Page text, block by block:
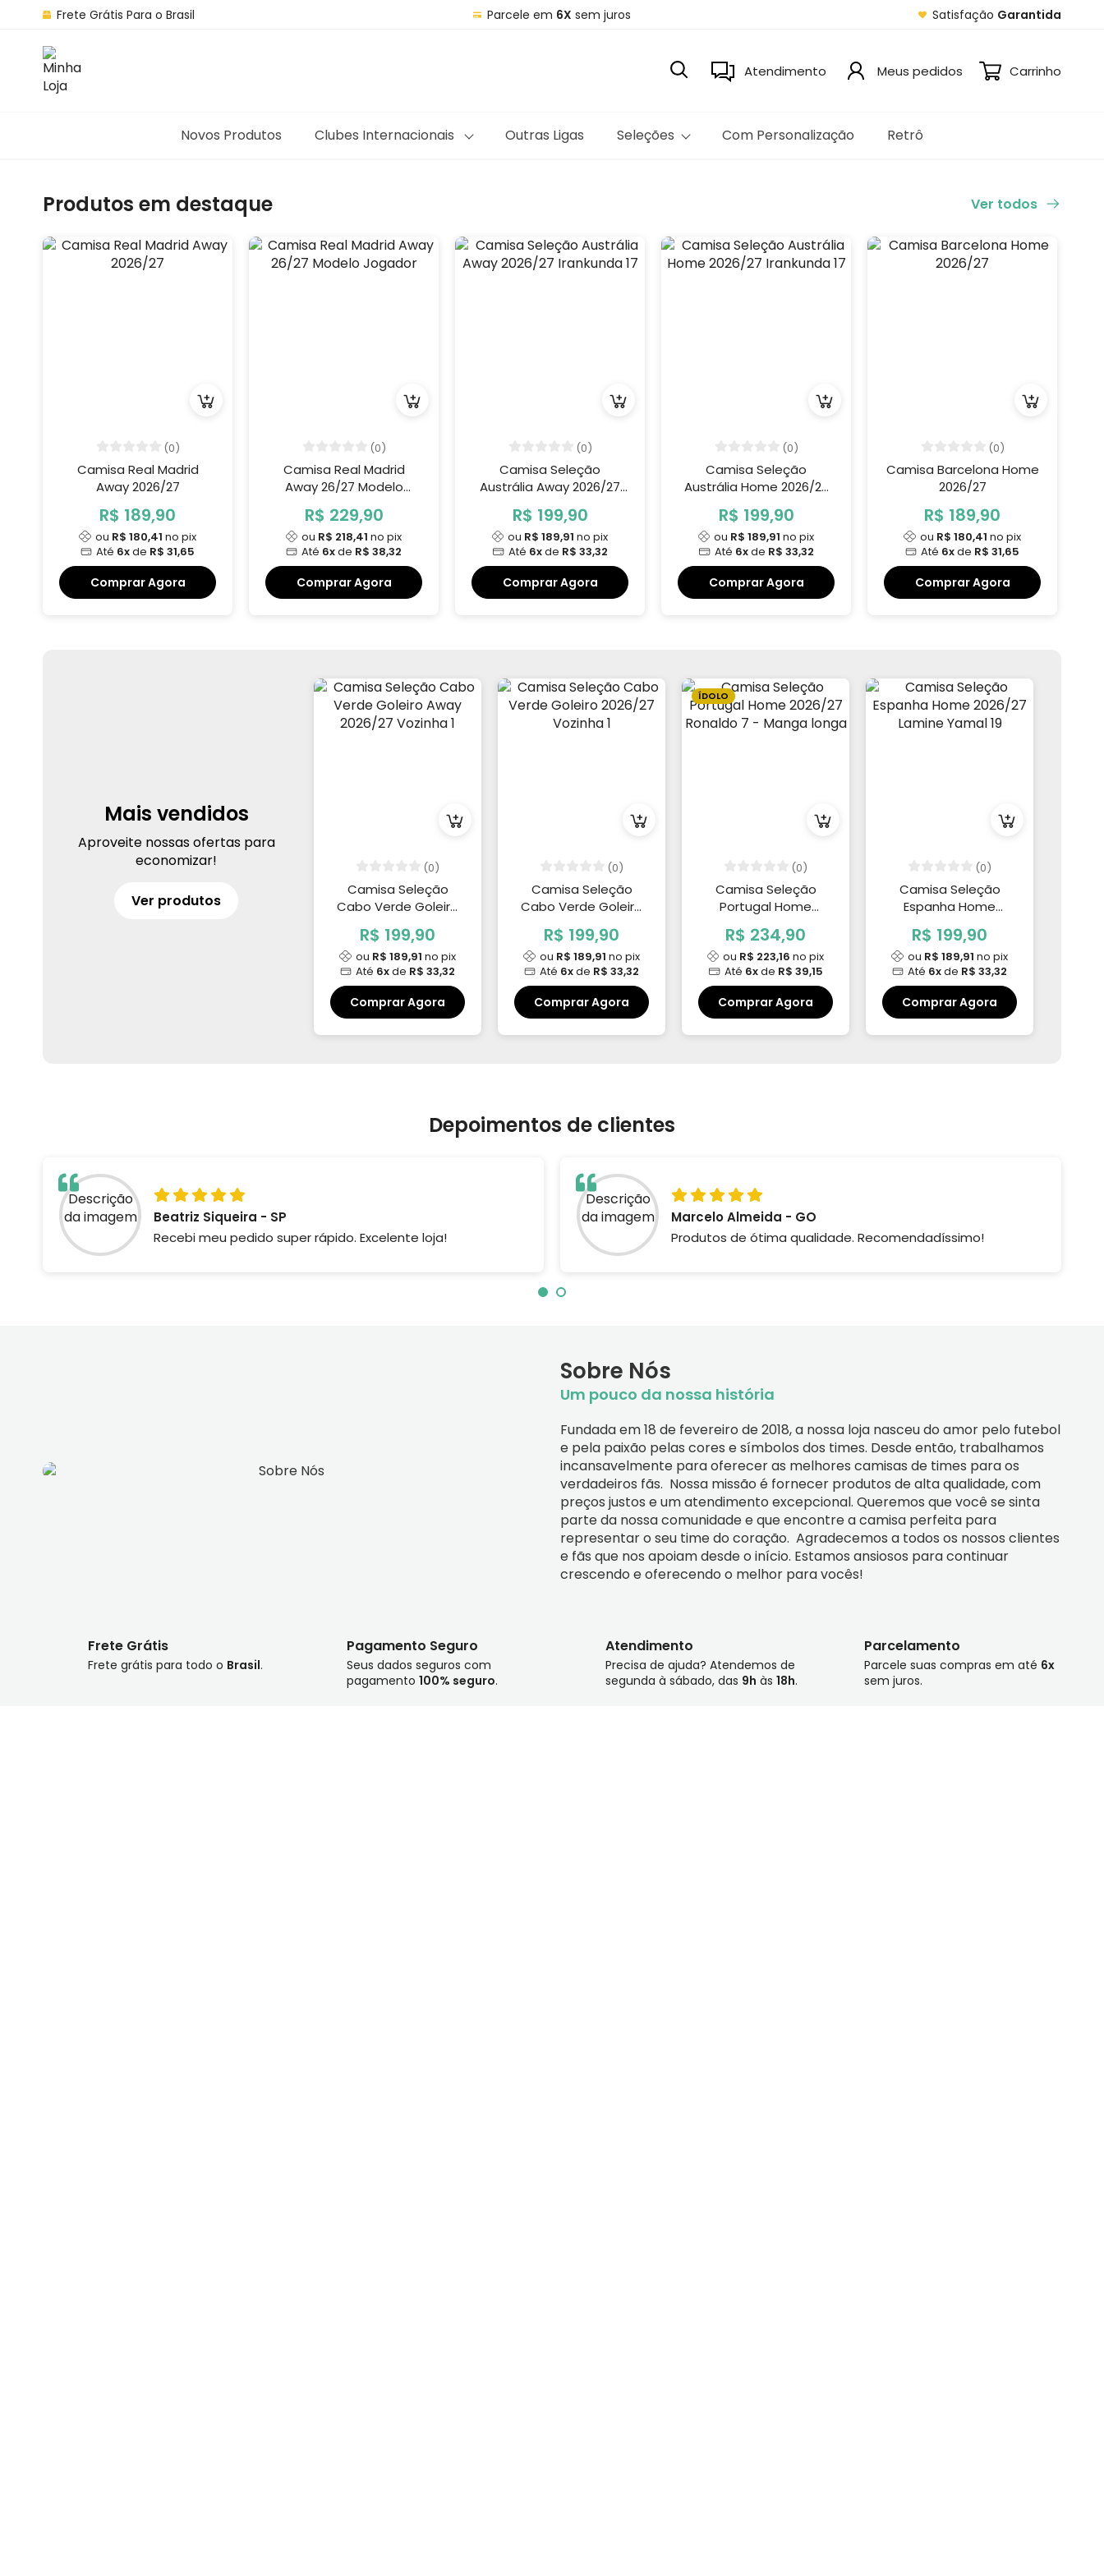
Frete Grátis Para o Brasil Parcele em 6X sem juros Satisfação Garantida
Atendimento Meus pedidos Carrinho
Novos Produtos Clubes Internacionais Outras Ligas Seleções Com Personalização Retrô
Produtos em destaque Ver todos
(0)
Camisa Real Madrid
Away 2026/27
R$ 189,90
ou R$ 180,41 no pix
Até 6xde R$ 31,65
Comprar Agora
(0)
Camisa Real Madrid
Away 26/27 Modelo
R$ 229,90
ou R$ 218,41 no pix
Até 6xde R$ 38,32
Comprar Agora
(0)
Camisa Seleção
Austrália Away 2026/27
R$ 199,90
ou R$ 189,91 no pix
Até 6xde R$ 33,32
Comprar Agora
(0)
Camisa Seleção
Austrália Home 2026/27
R$ 199,90
ou R$ 189,91 no pix
Até 6xde R$ 33,32
Comprar Agora
(0)
Camisa Barcelona Home
2026/27
R$ 189,90
ou R$ 180,41 no pix
Até 6xde R$ 31,65
Comprar Agora
Mais vendidos
Aproveite nossas ofertas para
economizar!
Ver produtos
(0)
Camisa Seleção
Cabo Verde Goleiro
Vozinha 1
R$ 199,90
ou R$ 189,91 no pix
Até 6xde R$ 33,32
Comprar Agora
(0)
Camisa Seleção
Cabo Verde Goleiro
R$ 199,90
ou R$ 189,91 no pix
Até 6xde R$ 33,32
Comprar Agora
ÍDOLO
(0)
Camisa Seleção
Portugal Home
Manga longa
R$ 234,90
ou R$ 223,16 no pix
Até 6xde R$ 39,15
Comprar Agora
(0)
Camisa Seleção
Espanha Home
Yamal 19
R$ 199,90
ou R$ 189,91 no pix
Até 6xde R$ 33,32
Comprar Agora
Depoimentos de clientes
Beatriz Siqueira - SP
Recebi meu pedido super rápido. Excelente loja!
Marcelo Almeida - GO
Produtos de ótima qualidade. Recomendadíssimo!
Sobre Nós
Um pouco da nossa história
Fundada em 18 de fevereiro de 2018, a nossa loja nasceu do amor pelo futebol
e pela paixão pelas cores e símbolos dos times. Desde então, trabalhamos
incansavelmente para oferecer as melhores camisas de times para os
verdadeiros fãs.  Nossa missão é fornecer produtos de alta qualidade, com
preços justos e um atendimento excepcional. Queremos que você se sinta
parte da nossa comunidade e que encontre a camisa perfeita para
representar o seu time do coração.  Agradecemos a todos os nossos clientes
e fãs que nos apoiam desde o início. Estamos ansiosos para continuar
crescendo e oferecendo o melhor para vocês!
Frete Grátis
Frete grátis para todo o Brasil.
Pagamento Seguro
Seus dados seguros com
pagamento 100% seguro.
Atendimento
Precisa de ajuda? Atendemos de
segunda à sábado, das 9h às 18h.
Parcelamento
Parcele suas compras em até 6x
sem juros.